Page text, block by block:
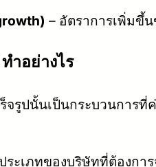
– อัตราการเพิ่มขึ้น
ำอย่างไร
จรูปนั้นเป็นกระบวนกา
ระเภทของบริษัทที่ต้องก